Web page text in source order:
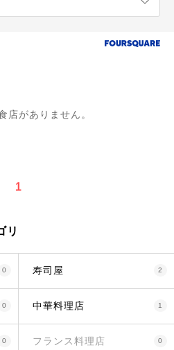
店がありません。
1
リ
0 寿司屋 2
0 中華料理店 1
0 フランス料理店 0